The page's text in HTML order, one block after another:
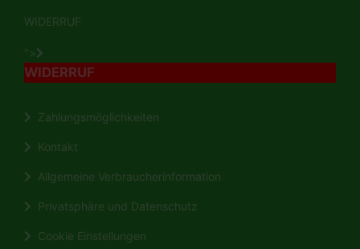
WIDERRUF
">
WIDERRUF
Zahlungsmöglichkeiten
Kontakt
Allgemeine Verbraucherinformation
Privatsphäre und Datenschutz
Cookie Einstellungen